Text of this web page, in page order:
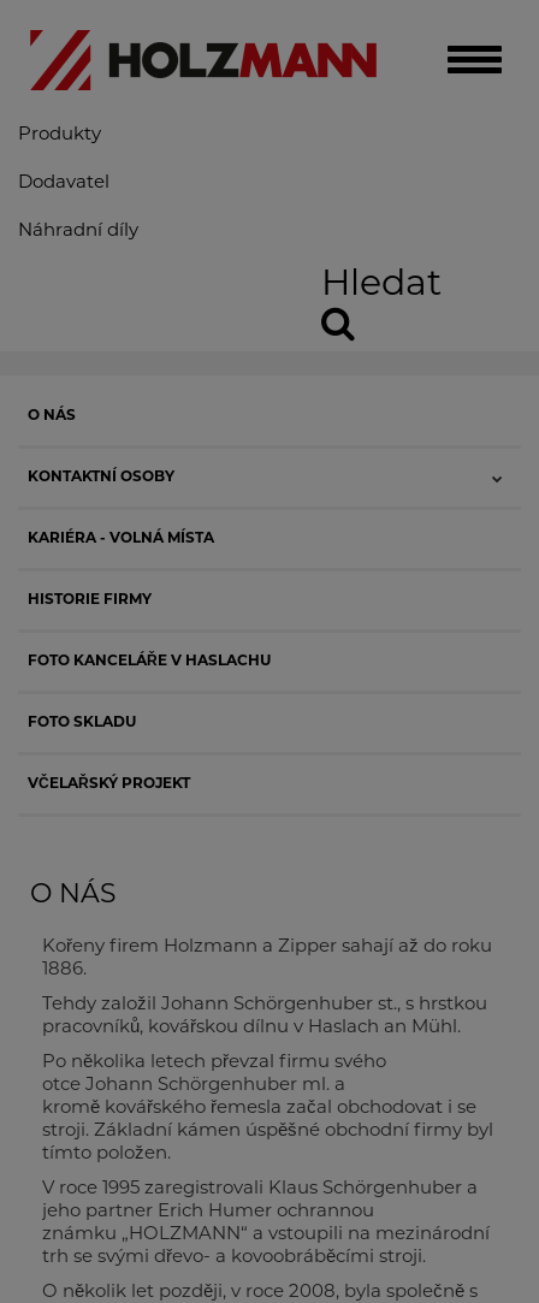
Toggle
Produkty
Dodavatel
Náhradní díly
Hledat
O NÁS
Kořeny firem Holzmann a Zipper sahají až do roku
1886.
Tehdy založil Johann Schörgenhuber st., s hrstkou
pracovníků, kovářskou dílnu v Haslach an Mühl.
Po několika letech převzal firmu svého
otce Johann Schörgenhuber ml. a
kromě kovářského řemesla začal obchodovat i se
stroji. Základní kámen úspěšné obchodní firmy byl
tímto položen.
V roce 1995 zaregistrovali Klaus Schörgenhuber a
jeho partner Erich Humer ochrannou
známku „HOLZMANN“ a vstoupili na mezinárodní
trh se svými dřevo- a kovoobráběcími stroji.
O několik let později, v roce 2008, byla společně s
O NÁS
KONTAKTNÍ OSOBY
KARIÉRA - VOLNÁ MÍSTA
HISTORIE FIRMY
FOTO KANCELÁŘE V HASLACHU
FOTO SKLADU
VČELAŘSKÝ PROJEKT